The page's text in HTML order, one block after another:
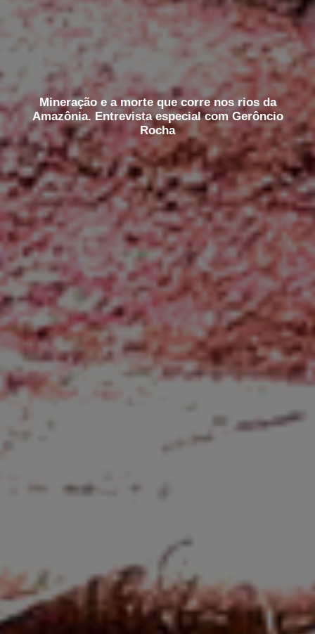
Mineração e a morte que corre nos rios da
Amazônia. Entrevista especial com Gerôncio
Rocha